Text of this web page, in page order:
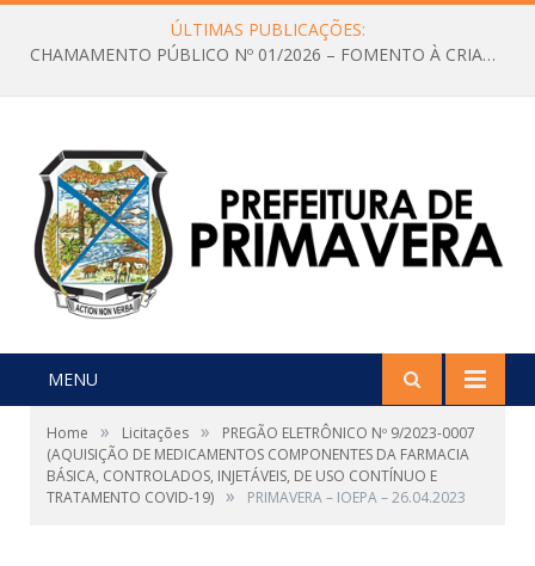
ÚLTIMAS PUBLICAÇÕES:
CHAMAMENTO PÚBLICO Nº 01/2026 – FOMENTO À CRIAÇÃO E A CIRCULAÇÃO DE PRODUÇÕES CULTURAIS – Aldir Blanc
MENU
Home » Licitações »
PREGÃO ELETRÔNICO Nº 9/2023-0007
(AQUISIÇÃO DE MEDICAMENTOS COMPONENTES DA FARMACIA
BÁSICA, CONTROLADOS, INJETÁVEIS, DE USO CONTÍNUO E
TRATAMENTO COVID-19) » PRIMAVERA – IOEPA – 26.04.2023